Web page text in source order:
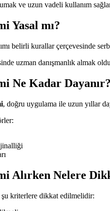
ve uzun vadeli kullanım
Yasal mı?
belirli kurallar çerçevesinde
uzman danışmanlık almak
Ne Kadar Dayanır?
, doğru uygulama ile uzun yıllar
Alırken Nelere
kriterlere dikkat edilmelidir: